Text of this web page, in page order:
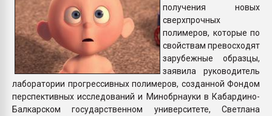
получения новых
сверхпрочных
полимеров, которые по
свойствам превосходят
зарубежные образцы,
заявила руководитель
лаборатории прогрессивных полимеров, созданной Фондом
перспективных исследований и Минобрнауки в Кабардино-
Балкарском государственном университете, Светлана